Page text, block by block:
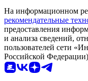
На информационном
рекомендательные
предоставления
и анализа сведений,
пользователей сети
Российской Федерации)